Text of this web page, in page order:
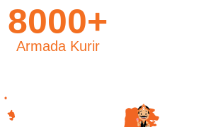
8000+
Armada Kurir